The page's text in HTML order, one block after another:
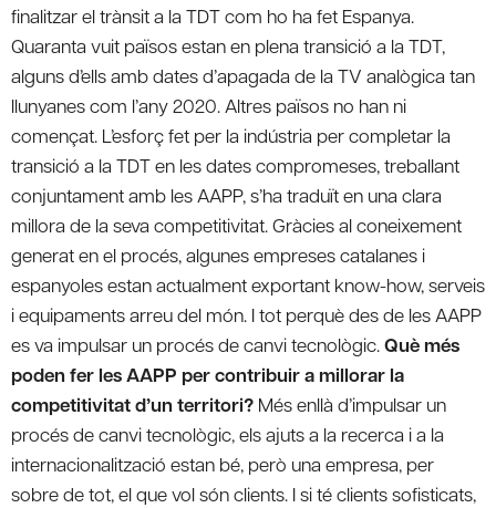
finalitzar el trànsit a la TDT com ho ha fet Espanya.
Quaranta vuit països estan en plena transició a la TDT,
alguns d’ells amb dates d’apagada de la TV analògica tan
llunyanes com l’any 2020. Altres països no han ni
començat. L’esforç fet per la indústria per completar la
transició a la TDT en les dates compromeses, treballant
conjuntament amb les AAPP, s’ha traduït en una clara
millora de la seva competitivitat. Gràcies al coneixement
generat en el procés, algunes empreses catalanes i
espanyoles estan actualment exportant know-how, serveis
i equipaments arreu del món. I tot perquè des de les AAPP
es va impulsar un procés de canvi tecnològic.Què més
poden fer les AAPP per contribuir a millorar la
competitivitat d’un territori? Més enllà d’impulsar un
procés de canvi tecnològic, els ajuts a la recerca i a la
internacionalització estan bé, però una empresa, per
sobre de tot, el que vol són clients. I si té clients sofisticats,